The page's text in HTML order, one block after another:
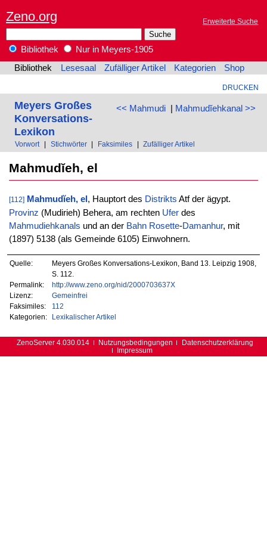
Zeno.org Erweiterte Suche
Bibliothek
Nur in Meyers-1905
Bibliothek
Lesesaal Zufälliger Artikel Kategorien Shop
DRUCKEN
<< Mahmudi| Mahmudĭehkanal >>
Meyers Großes
Konversations-
Lexikon
Vorwort Stichwörter Faksimiles Zufälliger Artikel
Mahmudĭeh, el
[112] Mahmudĭeh, el , Hauptort des Distrikts Atf der ägypt.
Provinz (Mudirieh) Behera, am rechten Uferdes
Mahmudiehkanals und an der Bahn Rosette-Damanhur, mit
(1897) 5138 (als Gemeinde 6105) Einwohnern.
Quelle:
Meyers Großes Konversations-Lexikon, Band 13. Leipzig 1908,
S. 112.
Permalink:
http://www.zeno.org/nid/2000703637X
Lizenz:
Gemeinfrei
Faksimiles:
112
Kategorien:
Lexikalischer Artikel
ZenoServer 4.030.014 Nutzungsbedingungen
Datenschutzerklärung
Impressum